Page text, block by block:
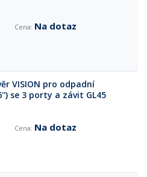
Na dotaz
VISION pro odpadní
se 3 porty a závit GL45
Na dotaz